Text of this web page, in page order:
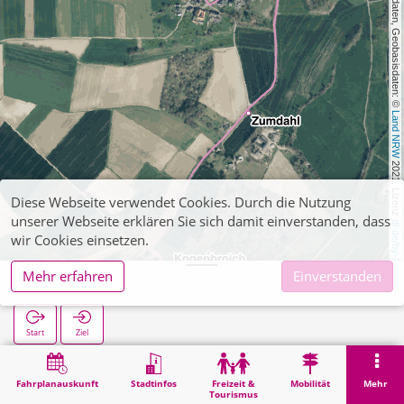
, Kartendaten, Geobasisdaten: ©
Land NRW
2021, Lizenz
dl-de/by-2-0
Fahrplanauskunft Stadtinfos
Freizeit &
Tourismus
Mobilität Mehr
Kraudorf
Start Ziel
Suche
Diese Webseite verwendet Cookies. Durch die Nutzung
unserer Webseite erklären Sie sich damit einverstanden, dass
wir Cookies einsetzen.
Mehr erfahren
Einverstanden